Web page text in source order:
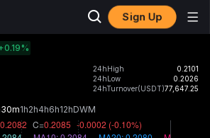
Sign Up
%
24hHigh
0.2101
24hLow
0.2026
24hTurnover(USDT)77,647.25
30m1h2h4h6h12hDWM